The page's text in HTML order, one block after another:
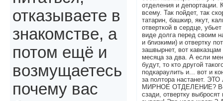
отделения и депортации.
всему. Так пойдет, так
татарин, башкир, якут,
отверткой в сердце,
виде долга перед своим
и близкими) и отвертку
зашвырнет, вот кавказцам
месяца за два. А если
будут, то кто другой
подкараулить и... вот и
за полтора настанет.
МИРНОЕ ОТДЕЛЕНИЕ?
сзади, отвертку
отказываете в
знакомстве, а
потом ещё и
возмущаетесь
почему вас